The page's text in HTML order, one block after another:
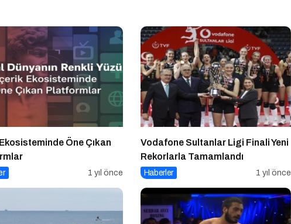
Öne Çıkan
1 yıl önce
Vodafone Sultanlar Ligi Finali Yeni
Rekorlarla Tamamlandı
Haberler 1 yıl önce